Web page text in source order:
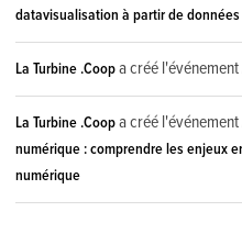
datavisualisation à partir de
La Turbine .Coopa créé l'événement
La Turbine .Coopa créé l'événement
numérique : comprendre les enjeux
numérique